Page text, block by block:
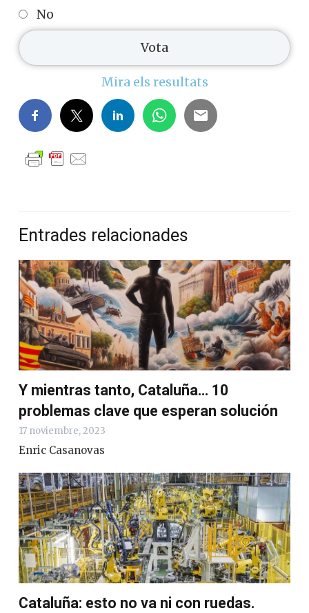
No
Mira els resultats
Entrades relacionades
Y mientras tanto, Cataluña… 10
problemas clave que esperan solución
17 noviembre, 2023
Enric Casanovas
Cataluña: esto no va ni con ruedas.